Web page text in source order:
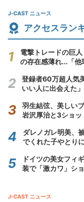
J-CAST ニュース
アクセスラン
電撃トレードの巨
の存在感薄れ...「
登録者60万超人気
いい人に出会えた
羽生結弦、美しい
岩沢厚治と3ショ
ダレノガレ明美、
でくれた子やとり
ドイツの美女フィ
装で「激カワ」シ
J-CAST ニュース